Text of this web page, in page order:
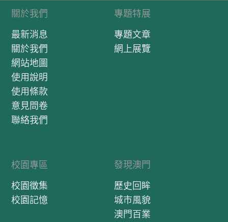
關於我們
最新消息
關於我們
網站地圖
使用說明
使用條款
意見問卷
聯絡我們
專題特展
專題文章
網上展覽
校園專區
校園徵集
校園記憶
發現澳門
歷史回眸
城市風貌
澳門百業